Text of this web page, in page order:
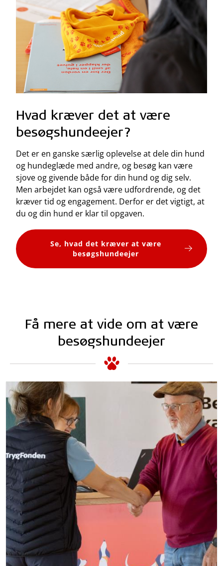
Hvad kræver det at være
besøgshundeejer?
Det er en ganske særlig oplevelse at dele din hund
og hundeglæde med andre, og besøg kan være
sjove og givende både for din hund og dig selv.
Men arbejdet kan også være udfordrende, og det
kræver tid og engagement. Derfor er det vigtigt, at
du og din hund er klar til opgaven.
Se, hvad det kræver at være
besøgshundeejer
Få mere at vide om at være
besøgshundeejer